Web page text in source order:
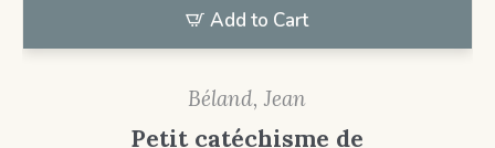
Add to Cart
Béland, Jean
Petit catéchisme de